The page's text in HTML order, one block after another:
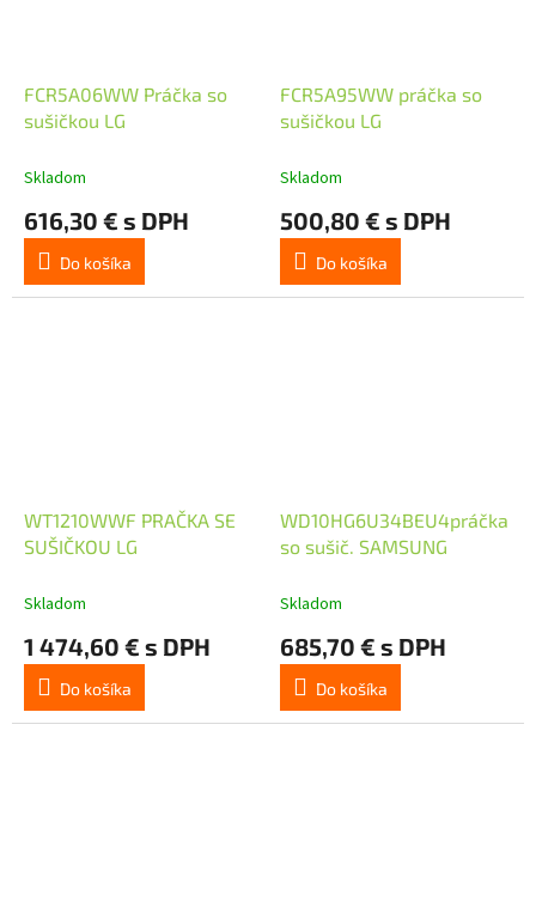
FCR5A06WW Práčka so
sušičkou LG
Skladom
616,30 € s DPH
Do košíka
FCR5A95WW práčka so
sušičkou LG
Skladom
500,80 € s DPH
Do košíka
WT1210WWF PRAČKA SE
SUŠIČKOU LG
Skladom
1 474,60 € s DPH
Do košíka
WD10HG6U34BEU4práčka
so sušič. SAMSUNG
Skladom
685,70 € s DPH
Do košíka